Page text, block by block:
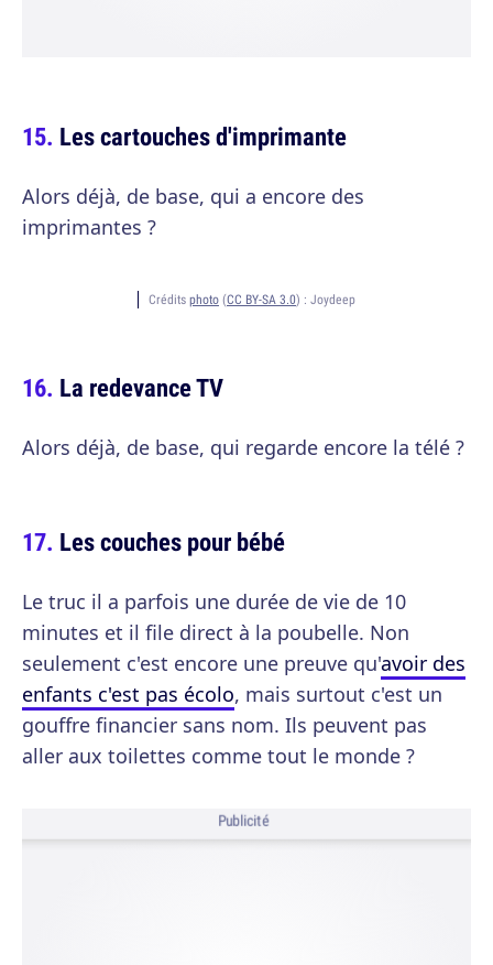
Les cartouches d'imprimante
Alors déjà, de base, qui a encore des
imprimantes ?
Crédits photo (CC BY-SA 3.0) : Joydeep
La redevance TV
Alors déjà, de base, qui regarde encore la télé ?
Les couches pour bébé
Le truc il a parfois une durée de vie de 10
minutes et il file direct à la poubelle. Non
seulement c'est encore une preuve qu'avoir des
enfants c'est pas écolo, mais surtout c'est un
gouffre financier sans nom. Ils peuvent pas
aller aux toilettes comme tout le monde ?
Publicité